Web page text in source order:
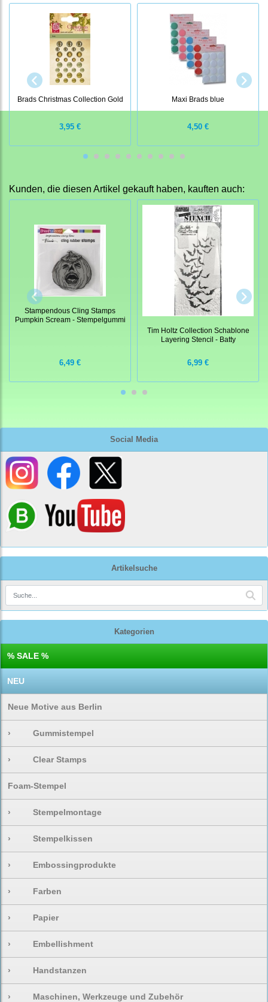
Social Media
Artikelsuche
Kategorien
% SALE %
NEU
Neue Motive aus Berlin
› Gummistempel
› Clear Stamps
Foam-Stempel
› Stempelmontage
› Stempelkissen
› Embossingprodukte
› Farben
› Papier
› Embellishment
› Handstanzen
› Maschinen, Werkzeuge und Zubehör
Brads Christmas Collection Gold
3,95 €
Maxi Brads blue
4,50 €
Kunden, die diesen Artikel gekauft haben, kauften auch:
Stampendous Cling Stamps
Pumpkin Scream - Stempelgummi
6,49 €
Tim Holtz Collection Schablone
Layering Stencil - Batty
6,99 €